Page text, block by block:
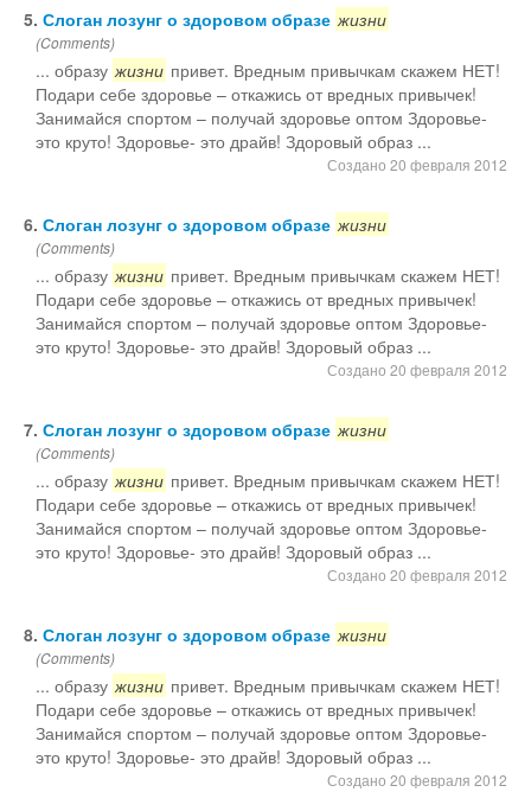
5. Слоган лозунг о здоровом образе жизни
(Comments)
... образу жизни привет. Вредным привычкам скажем НЕТ!
Подари себе здоровье – откажись от вредных привычек!
Занимайся спортом – получай здоровье оптом Здоровье-
это круто! Здоровье- это драйв! Здоровый образ ...
Создано 20 февраля 2012
6. Слоган лозунг о здоровом образе жизни
(Comments)
... образу жизни привет. Вредным привычкам скажем НЕТ!
Подари себе здоровье – откажись от вредных привычек!
Занимайся спортом – получай здоровье оптом Здоровье-
это круто! Здоровье- это драйв! Здоровый образ ...
Создано 20 февраля 2012
7. Слоган лозунг о здоровом образе жизни
(Comments)
... образу жизни привет. Вредным привычкам скажем НЕТ!
Подари себе здоровье – откажись от вредных привычек!
Занимайся спортом – получай здоровье оптом Здоровье-
это круто! Здоровье- это драйв! Здоровый образ ...
Создано 20 февраля 2012
8. Слоган лозунг о здоровом образе жизни
(Comments)
... образу жизни привет. Вредным привычкам скажем НЕТ!
Подари себе здоровье – откажись от вредных привычек!
Занимайся спортом – получай здоровье оптом Здоровье-
это круто! Здоровье- это драйв! Здоровый образ ...
Создано 20 февраля 2012